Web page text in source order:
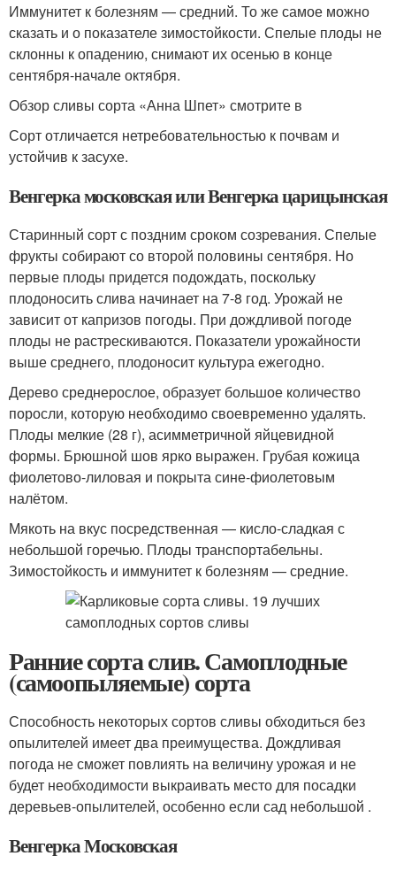
Иммунитет к болезням — средний. То же самое можно
сказать и о показателе зимостойкости. Спелые плоды не
склонны к опадению, снимают их осенью в конце
сентября-начале октября.
Обзор сливы сорта «Анна Шпет» смотрите в
Сорт отличается нетребовательностью к почвам и
устойчив к засухе.
Венгерка московская или Венгерка царицынская
Старинный сорт с поздним сроком созревания. Спелые
фрукты собирают со второй половины сентября. Но
первые плоды придется подождать, поскольку
плодоносить слива начинает на 7-8 год. Урожай не
зависит от капризов погоды. При дождливой погоде
плоды не растрескиваются. Показатели урожайности
выше среднего, плодоносит культура ежегодно.
Дерево среднерослое, образует большое количество
поросли, которую необходимо своевременно удалять.
Плоды мелкие (28 г), асимметричной яйцевидной
формы. Брюшной шов ярко выражен. Грубая кожица
фиолетово-лиловая и покрыта сине-фиолетовым
налётом.
Мякоть на вкус посредственная — кисло-сладкая с
небольшой горечью. Плоды транспортабельны.
Зимостойкость и иммунитет к болезням — средние.
Ранние сорта слив. Самоплодные
(самоопыляемые) сорта
Способность некоторых сортов сливы обходиться без
опылителей имеет два преимущества. Дождливая
погода не сможет повлиять на величину урожая и не
будет необходимости выкраивать место для посадки
деревьев-опылителей, особенно если сад небольшой .
Венгерка Московская